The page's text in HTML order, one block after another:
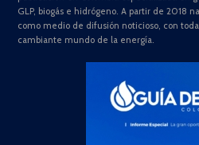
GLP, biogás e hidrógeno. A partir de 2018
como medio de difusión noticioso, con
cambiante mundo de la energía.